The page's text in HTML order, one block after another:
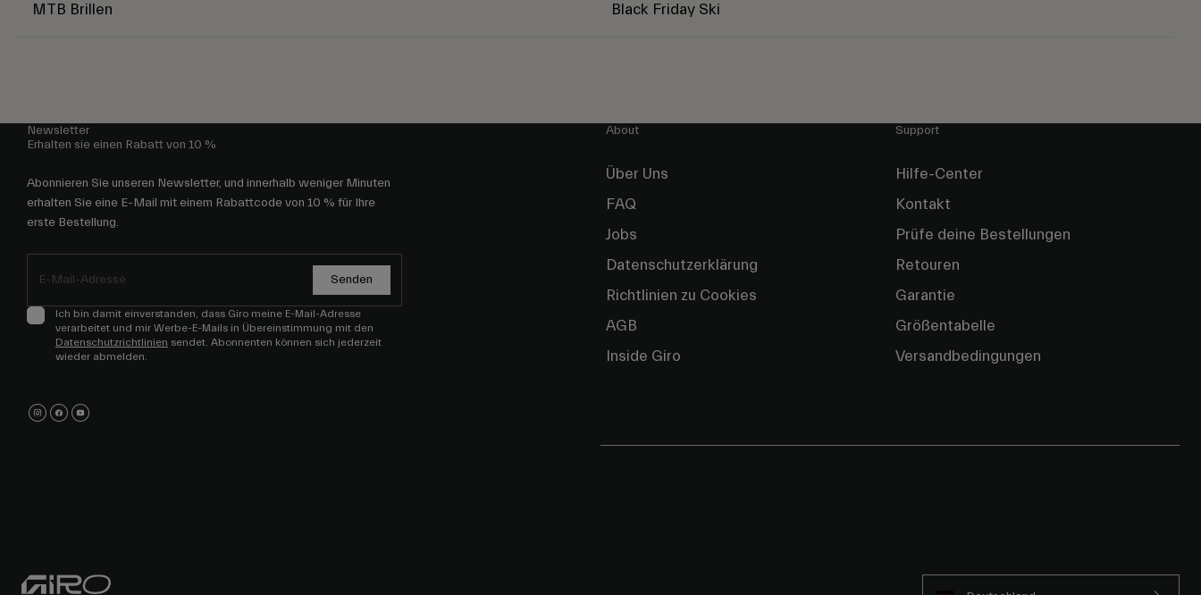
MTB Brillen
Black Friday Ski
Newsletter
Erhalten sie einen Rabatt von 10 %
Abonnieren Sie unseren Newsletter, und innerhalb weniger Minuten
erhalten Sie eine E-Mail mit einem Rabattcode von 10 % für Ihre
erste Bestellung.
Senden
Ich bin damit einverstanden, dass Giro meine E-Mail-Adresse
verarbeitet und mir Werbe-E-Mails in Übereinstimmung mit den
Datenschutzrichtlinien sendet. Abonnenten können sich jederzeit
wieder abmelden.
About
Über Uns
FAQ
Jobs
Datenschutzerklärung
Richtlinien zu Cookies
AGB
Inside Giro
Support
Hilfe-Center
Kontakt
Prüfe deine Bestellungen
Retouren
Garantie
Größentabelle
Versandbedingungen